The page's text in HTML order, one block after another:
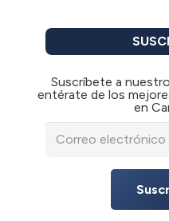
Suscríbete a
entérate de los
en